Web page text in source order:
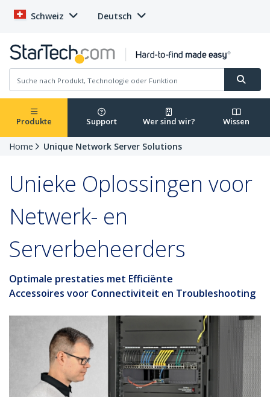
Schweiz Deutsch
Produkte Support Wer sind wir? Wissen
Home Unique Network Server Solutions
Unieke Oplossingen voor
Netwerk- en
Serverbeheerders
Optimale prestaties met Efficiënte
Accessoires voor Connectiviteit en Troubleshooting